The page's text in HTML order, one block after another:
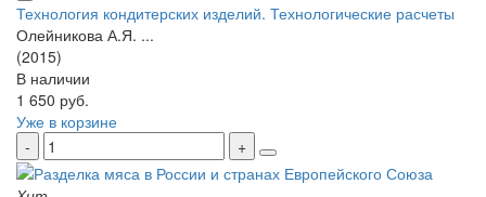
Технология кондитерских изделий. Технологические расчеты
Олейникова А.Я. ...
(2015)
В наличии
1 650 руб.
Уже в корзине